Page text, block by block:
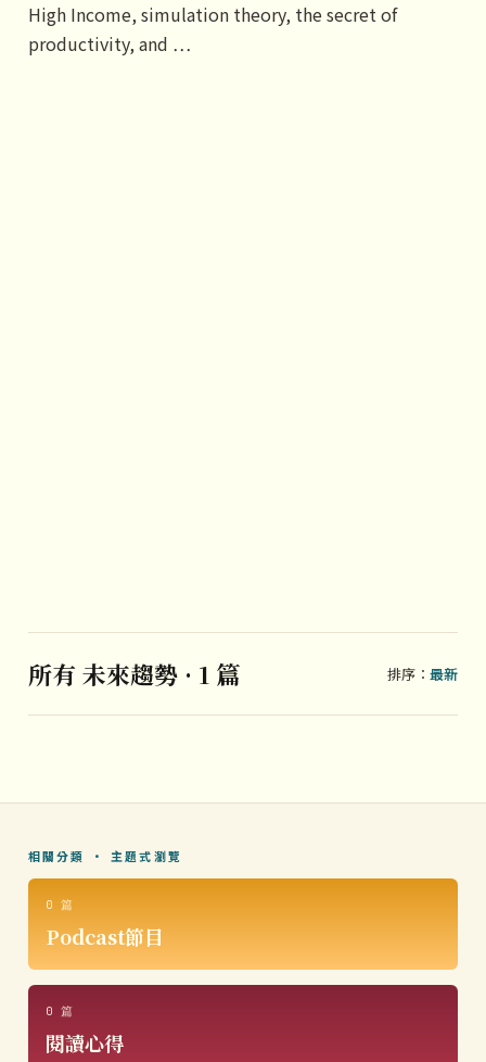
High Income, simulation theory, the secret of
productivity, and …
所有 未來趨勢 · 1 篇 排序：最新
相關分類 · 主題式瀏覽
0 篇
Podcast節目
0 篇
閱讀心得